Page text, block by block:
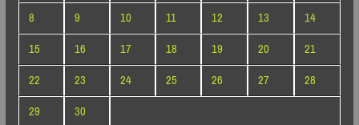
8
9 10 11 12 13
14
15
16 17 18 19 20
21
22
23 24 25 26 27
28
29
30